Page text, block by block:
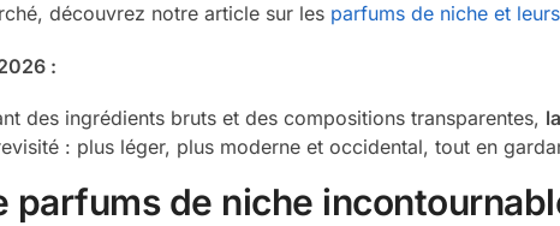
découvrez notre article sur les parfums de niche et
:
des ingrédients bruts et des compositions transparentes,
: plus léger, plus moderne et occidental, tout en
parfums de niche